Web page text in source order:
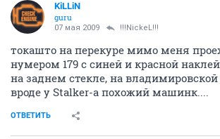
KiLLiN
guru
07 мая 2009 !!!NickeL!!!
токашто на перекуре мимо меня
нумером 179 с синей и красной
на заднем стекле, на владимировской
вроде у Stalker-а похожий машинк....
ОТВЕТИТЬ